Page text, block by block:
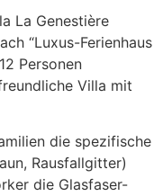
La Genestière
“Luxus-Ferienhaus
Personen
Villa mit
die spezifische
Rausfallgitter)
die Glasfaser-